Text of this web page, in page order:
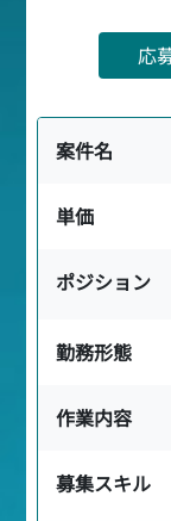
応
案件名
単価
ポジション
勤務形態
作業内容
募集スキル